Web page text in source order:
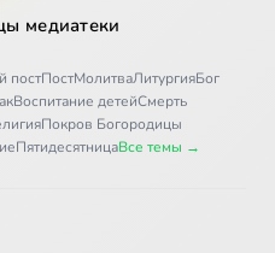
медиатеки
постПостМолитваЛитургияБог
Воспитание детейСмерть
Покров Богородицы
ПятидесятницаВсе темы →